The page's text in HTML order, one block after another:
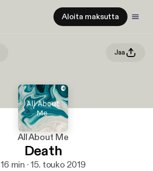
Aloita maksutta
Jaa
All About Me
Death
16 min · 15. touko 2019